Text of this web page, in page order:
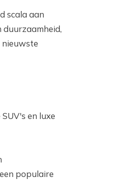
scala aan
nieuwste
en luxe
een populaire